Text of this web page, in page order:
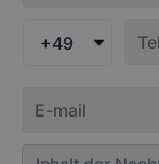
+49